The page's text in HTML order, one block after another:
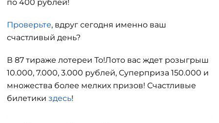
по 400 рублей!
Проверьте, вдруг сегодня именно ваш
счастливый день?
В 87 тираже лотереи То!Лото вас ждет розыгрыш
10.000, 7.000, 3.000 рублей, Суперприза 150.000 и
множества более мелких призов! Счастливые
билетики здесь!